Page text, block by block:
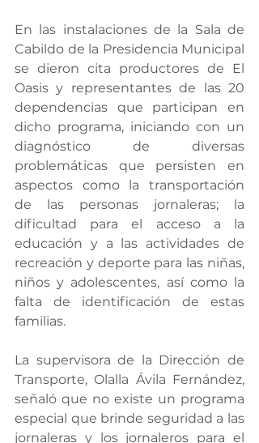
En las instalaciones de la Sala de
Cabildo de la Presidencia Municipal
se dieron cita productores de El
Oasis y representantes de las 20
dependencias que participan en
dicho programa, iniciando con un
diagnóstico de diversas
problemáticas que persisten en
aspectos como la transportación
de las personas jornaleras; la
dificultad para el acceso a la
educación y a las actividades de
recreación y deporte para las niñas,
niños y adolescentes, así como la
falta de identificación de estas
familias.
La supervisora de la Dirección de
Transporte, Olalla Ávila Fernández,
señaló que no existe un programa
especial que brinde seguridad a las
jornaleras y los jornaleros para el